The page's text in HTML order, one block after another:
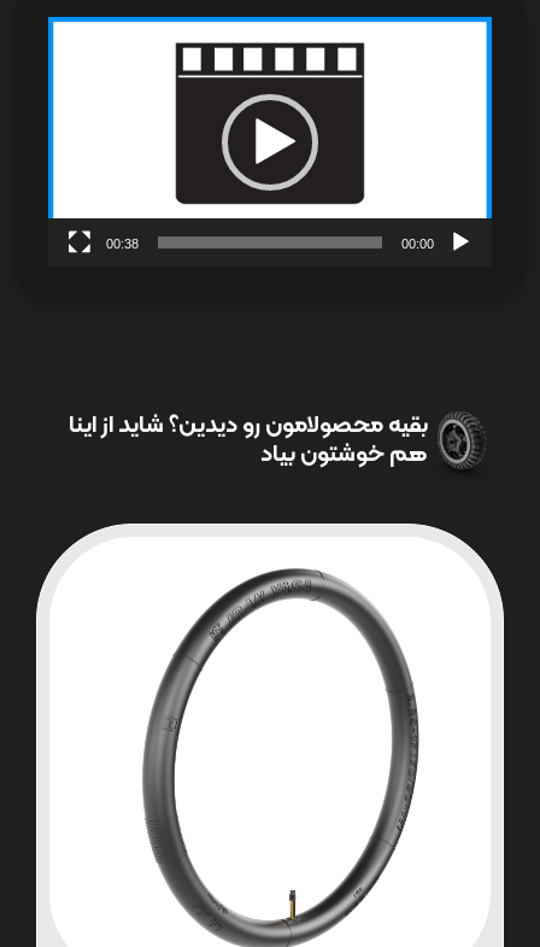
00:00
00:38
بقیه محصولامون رو دیدین؟ شاید از اینا
هم خوشتون بیاد